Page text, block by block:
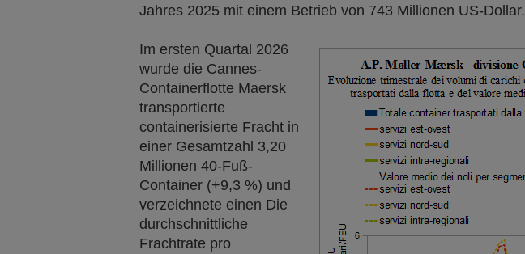
Jahres 2025 mit einem Betrieb von 743 Millionen US-Dollar.
Im ersten Quartal 2026
wurde die Cannes-
Containerflotte Maersk
transportierte
containerisierte Fracht in
einer Gesamtzahl 3,20
Millionen 40-Fuß-
Container (+9,3 %) und
verzeichnete einen Die
durchschnittliche
Frachtrate pro